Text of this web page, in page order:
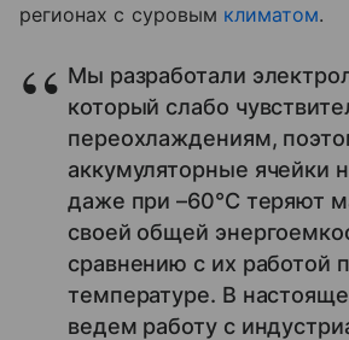
регионах с суровым климатом.
Мы разработали
который слабо
переохлаждениям,
аккумуляторные ячейки
даже при –60°C теряют
своей общей
сравнению с их работой
температуре. В
ведем работу с